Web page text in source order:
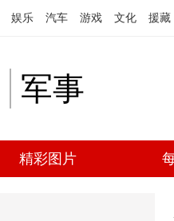
娱乐 汽车 游戏 文化 援藏
军事
精彩图片